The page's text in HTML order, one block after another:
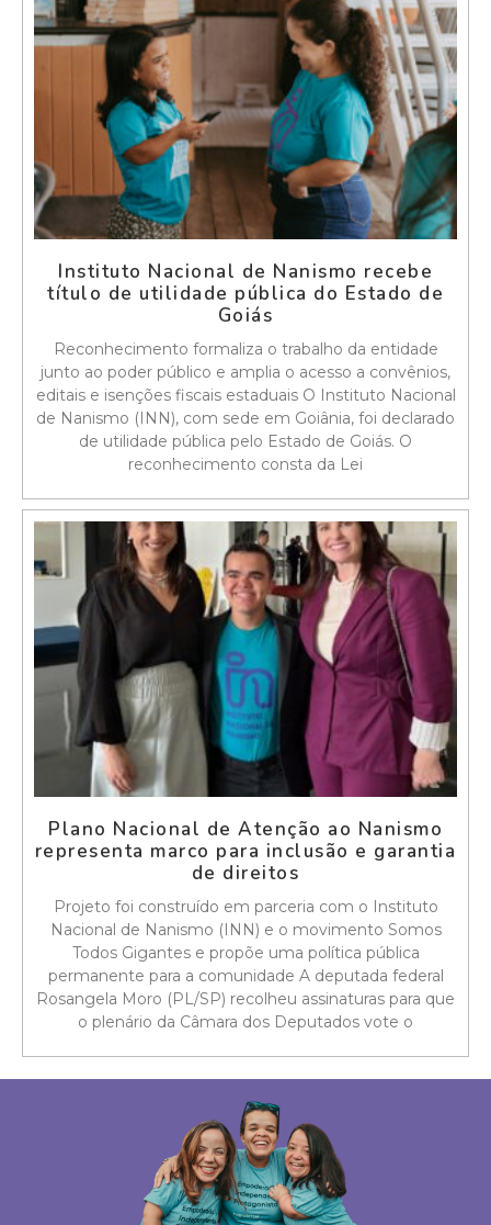
Instituto Nacional de Nanismo recebe
título de utilidade pública do Estado de
Goiás
Reconhecimento formaliza o trabalho da entidade
junto ao poder público e amplia o acesso a convênios,
editais e isenções fiscais estaduais O Instituto Nacional
de Nanismo (INN), com sede em Goiânia, foi declarado
de utilidade pública pelo Estado de Goiás. O
reconhecimento consta da Lei
Plano Nacional de Atenção ao Nanismo
representa marco para inclusão e garantia
de direitos
Projeto foi construído em parceria com o Instituto
Nacional de Nanismo (INN) e o movimento Somos
Todos Gigantes e propõe uma política pública
permanente para a comunidade A deputada federal
Rosangela Moro (PL/SP) recolheu assinaturas para que
o plenário da Câmara dos Deputados vote o